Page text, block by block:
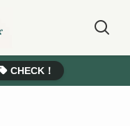
CHECK！